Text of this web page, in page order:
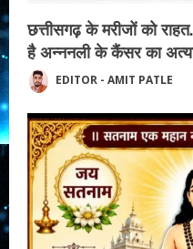
छत्तीसगढ़ के मरीजों को
है अन्ननली के कैंसर का
EDITOR - AMIT PATLE